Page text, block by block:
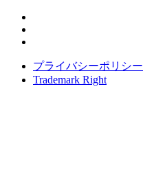
プライバシーポリシー
Trademark Right